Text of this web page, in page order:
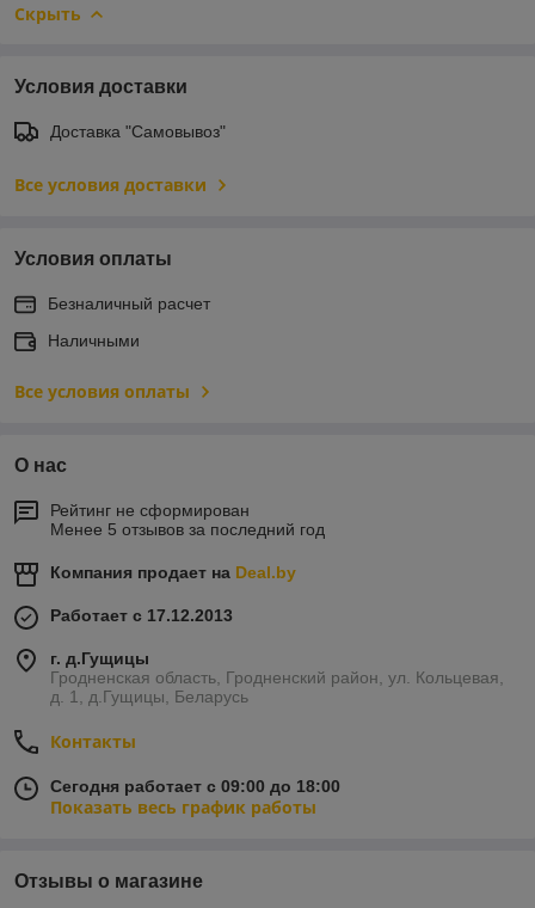
Скрыть
Условия доставки
Доставка "Самовывоз"
Все условия доставки
Условия оплаты
Безналичный расчет
Наличными
Все условия оплаты
О нас
Рейтинг не сформирован
Менее 5 отзывов за последний год
Компания продает на Deal.by
Работает с 17.12.2013
г. д.Гущицы
Гродненская область, Гродненский район, ул. Кольцевая,
д. 1, д.Гущицы, Беларусь
Контакты
Сегодня работает с 09:00 до 18:00
Показать весь график работы
Отзывы о магазине